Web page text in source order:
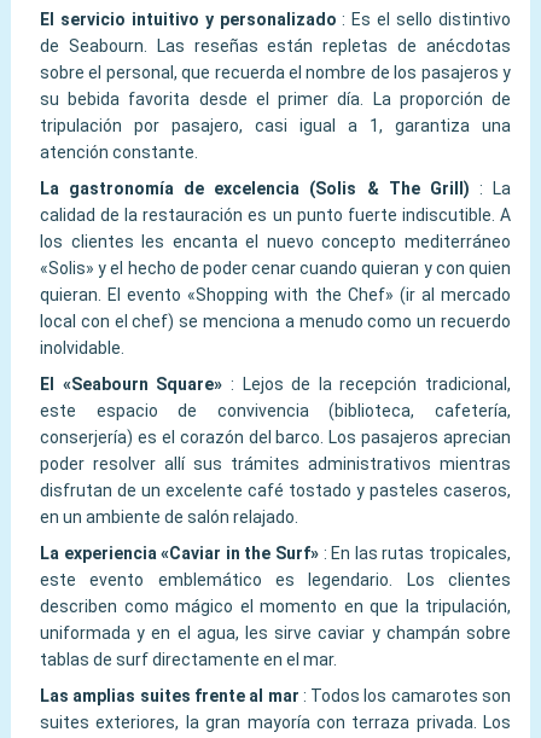
El servicio intuitivo y personalizado : Es el sello distintivo
de Seabourn. Las reseñas están repletas de anécdotas
sobre el personal, que recuerda el nombre de los pasajeros y
su bebida favorita desde el primer día. La proporción de
tripulación por pasajero, casi igual a 1, garantiza una
atención constante.
La gastronomía de excelencia (Solis & The Grill) :
La
calidad de la restauración es un punto fuerte indiscutible. A
los clientes les encanta el nuevo concepto mediterráneo
«Solis» y el hecho de poder cenar cuando quieran y con quien
quieran. El evento «Shopping with the Chef» (ir al mercado
local con el chef) se menciona a menudo como un recuerdo
inolvidable.
El «Seabourn Square» :
Lejos de la recepción tradicional,
este espacio de convivencia (biblioteca, cafetería,
conserjería) es el corazón del barco. Los pasajeros aprecian
poder resolver allí sus trámites administrativos mientras
disfrutan de un excelente café tostado y pasteles caseros,
en un ambiente de salón relajado.
La experiencia «Caviar in the Surf» : En las rutas tropicales,
este evento emblemático es legendario. Los clientes
describen como mágico el momento en que la tripulación,
uniformada y en el agua, les sirve caviar y champán sobre
tablas de surf directamente en el mar.
Las amplias suites frente al mar : Todos los camarotes son
suites exteriores, la gran mayoría con terraza privada. Los